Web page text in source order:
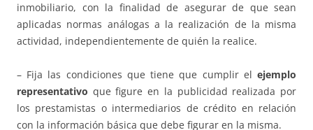
inmobiliario, con la finalidad de asegurar de que sean
aplicadas normas análogas a la realización de la misma
actividad, independientemente de quién la realice.
– Fija las condiciones que tiene que cumplir el ejemplo
representativo que figure en la publicidad realizada por
los prestamistas o intermediarios de crédito en relación
con la información básica que debe figurar en la misma.